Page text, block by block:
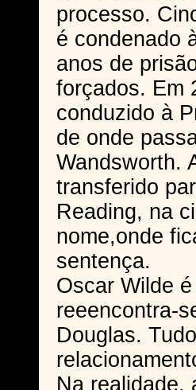
processo.
é condenado
anos de
forçados. Em
conduzido à
de onde
Wandsworth.
transferido
Reading, na
nome,onde
sentença.
Oscar Wilde
reeencontra-
Douglas.
Na realidade,